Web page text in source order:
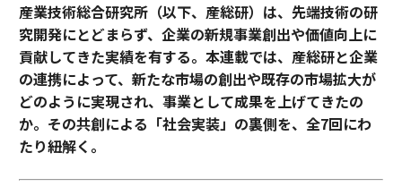
産業技術総合研究所（以下、産総研）は、先端技術の研
究開発にとどまらず、企業の新規事業創出や価値向上に
貢献してきた実績を有する。本連載では、産総研と企業
の連携によって、新たな市場の創出や既存の市場拡大が
どのように実現され、事業として成果を上げてきたの
か。その共創による「社会実装」の裏側を、全7回にわ
たり紐解く。